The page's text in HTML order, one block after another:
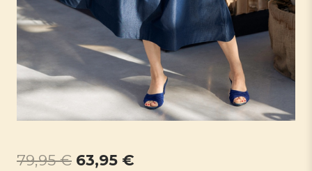
79,95€ Ursprünglicher
63,95 €